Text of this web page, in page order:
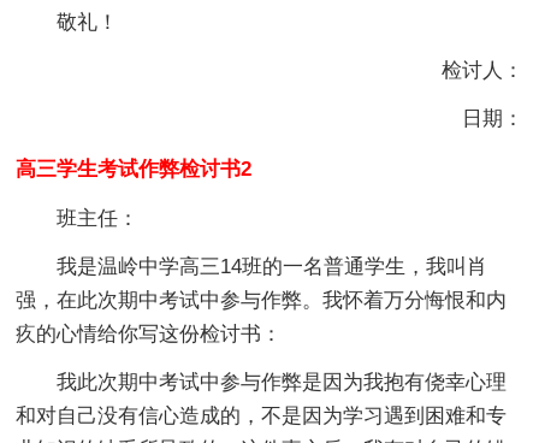
敬礼！
检讨人：
日期：
高三学生考试作弊检讨书2
班主任：
我是温岭中学高三14班的一名普通学生，我叫肖
强，在此次期中考试中参与作弊。我怀着万分悔恨和内
疚的心情给你写这份检讨书：
我此次期中考试中参与作弊是因为我抱有侥幸心理
和对自己没有信心造成的，不是因为学习遇到困难和专